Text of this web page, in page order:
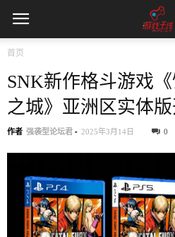
首页
SNK新作格斗游戏
之城》亚洲区实体
作者 强袭型论坛君 - 2025年3月14日 0